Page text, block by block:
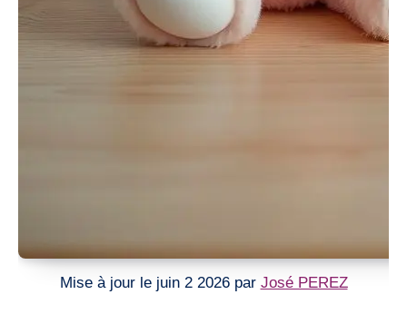
Mise à jour le juin 2 2026 par José PEREZ